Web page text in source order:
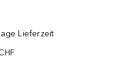
Lieferzeit